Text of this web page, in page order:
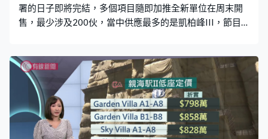
署的日子即將完結，多個項目隨即加推全新單位在周末開
售，最少涉及200伙，當中供應最多的是凱柏峰III，節目